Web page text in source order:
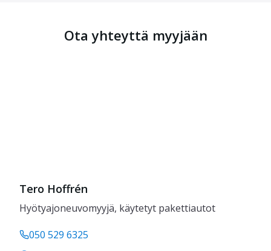
Ota yhteyttä myyjään
Tero Hoffrén
Hyötyajoneuvomyyjä, käytetyt pakettiautot
050 529 6325